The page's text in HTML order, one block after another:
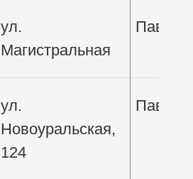
ул.
Магистральная
ул.
Новоуральская,
124